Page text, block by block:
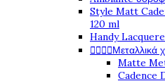
Style Matt
120 ml
Handy
Μεταλλικά
Matte
Cadence